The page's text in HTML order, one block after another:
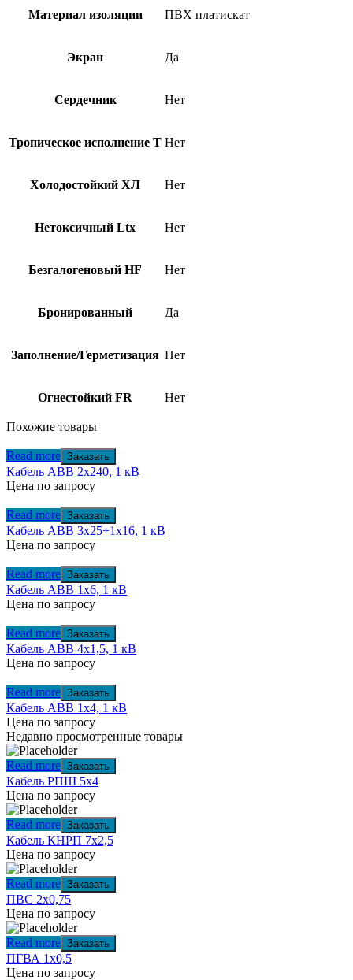
Материал изоляции ПВХ платискат
Экран Да
Сердечник Нет
Тропическое исполнение Т Нет
Холодостойкий ХЛ Нет
Нетоксичный Ltx Нет
Безгалогеновый HF Нет
Бронированный Да
Заполнение/Герметизация Нет
Огнестойкий FR Нет
Похожие товары
Read more Заказать
Кабель АВВ 2х240, 1 кВ
Цена по запросу
Read more Заказать
Кабель АВВ 3х25+1х16, 1 кВ
Цена по запросу
Read more Заказать
Кабель АВВ 1х6, 1 кВ
Цена по запросу
Read more Заказать
Кабель АВВ 4х1,5, 1 кВ
Цена по запросу
Read more Заказать
Кабель АВВ 1х4, 1 кВ
Цена по запросу
Недавно просмотренные товары
Read more Заказать
Кабель РПШ 5х4
Цена по запросу
Read more Заказать
Кабель КНРП 7х2,5
Цена по запросу
Read more Заказать
ПВС 2х0,75
Цена по запросу
Read more Заказать
ПГВА 1х0,5
Цена по запросу